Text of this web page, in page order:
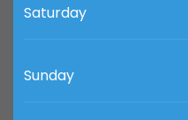
Saturday
Sunday